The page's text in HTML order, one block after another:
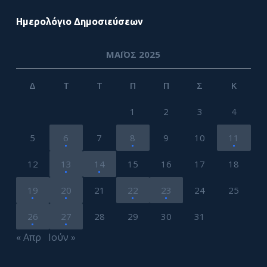
Ημερολόγιο Δημοσιεύσεων
ΜΆΙΟΣ 2025
Δ Τ Τ Π Π Σ Κ
1 2 3 4
5 6 7 8 9 10 11
12 13 14 15 16 17 18
19 20 21 22 23 24 25
26 27 28 29 30 31
« Απρ Ιούν »